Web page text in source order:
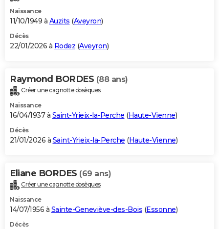
Naissance
11/10/1949 à Auzits (Aveyron)
Décès
22/01/2026 à Rodez (Aveyron)
Raymond BORDES (88 ans)
Créer une cagnotte obsèques
Naissance
16/04/1937 à Saint-Yrieix-la-Perche (Haute-Vienne)
Décès
21/01/2026 à Saint-Yrieix-la-Perche (Haute-Vienne)
Eliane BORDES (69 ans)
Créer une cagnotte obsèques
Naissance
14/07/1956 à Sainte-Geneviève-des-Bois (Essonne)
Décès